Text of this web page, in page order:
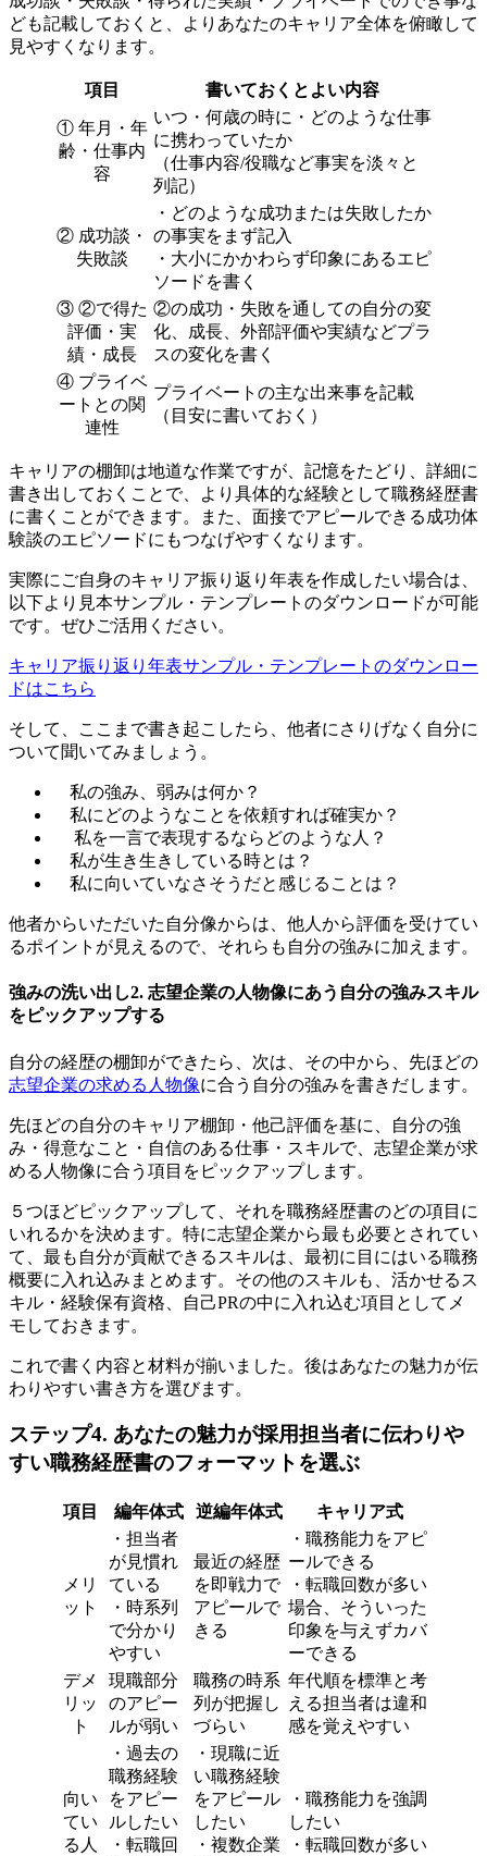
ども記載しておくと、よりあなたのキャリア全体を俯瞰して
見やすくなります。
項目 書いておくとよい内容
① 年月・年
齢・仕事内
容
いつ・何歳の時に・どのような仕事
に携わっていたか
（仕事内容/役職など事実を淡々と
列記）
② 成功談・
失敗談
・どのような成功または失敗したか
の事実をまず記入
・大小にかかわらず印象にあるエピ
ソードを書く
③ ②で得た
評価・実
績・成長
②の成功・失敗を通しての自分の変
化、成長、外部評価や実績などプラ
スの変化を書く
④ プライベ
ートとの関
連性
プライベートの主な出来事を記載
（目安に書いておく）
キャリアの棚卸は地道な作業ですが、記憶をたどり、詳細に
書き出しておくことで、より具体的な経験として職務経歴書
に書くことができます。また、面接でアピールできる成功体
験談のエピソードにもつなげやすくなります。
実際にご自身のキャリア振り返り年表を作成したい場合は、
以下より見本サンプル・テンプレートのダウンロードが可能
です。ぜひご活用ください。
キャリア振り返り年表サンプル・テンプレートのダウンロー
ドはこちら
そして、ここまで書き起こしたら、他者にさりげなく自分に
ついて聞いてみましょう。
私の強み、弱みは何か？
私にどのようなことを依頼すれば確実か？
私を一言で表現するならどのような人？
私が生き生きしている時とは？
私に向いていなさそうだと感じることは？
他者からいただいた自分像からは、他人から評価を受けてい
るポイントが見えるので、それらも自分の強みに加えます。
強みの洗い出し2. 志望企業の人物像にあう自分の強みスキル
をピックアップする
自分の経歴の棚卸ができたら、次は、その中から、先ほどの
志望企業の求める人物像に合う自分の強みを書きだします。
先ほどの自分のキャリア棚卸・他己評価を基に、自分の強
み・得意なこと・自信のある仕事・スキルで、志望企業が求
める人物像に合う項目をピックアップします。
５つほどピックアップして、それを職務経歴書のどの項目に
いれるかを決めます。特に志望企業から最も必要とされてい
て、最も自分が貢献できるスキルは、最初に目にはいる職務
概要に入れ込みまとめます。その他のスキルも、活かせるス
キル・経験保有資格、自己PRの中に入れ込む項目としてメ
モしておきます。
これで書く内容と材料が揃いました。後はあなたの魅力が伝
わりやすい書き方を選びます。
ステップ4. あなたの魅力が採用担当者に伝わりや
すい職務経歴書のフォーマットを選ぶ
項目 編年体式 逆編年体式 キャリア式
メリ
ット
・担当者
が見慣れ
ている
・時系列
で分かり
やすい
最近の経歴
を即戦力で
アピールで
きる
・職務能力をアピ
ールできる
・転職回数が多い
場合、そういった
印象を与えずカバ
ーできる
デメ
リッ
ト
現職部分
のアピー
ルが弱い
職務の時系
列が把握し
づらい
年代順を標準と考
える担当者は違和
感を覚えやすい
向い
てい
る人
・過去の
職務経験
をアピー
ルしたい
・転職回
・現職に近
い職務経験
をアピール
したい
・複数企業
・職務能力を強調
したい
・転職回数が多い